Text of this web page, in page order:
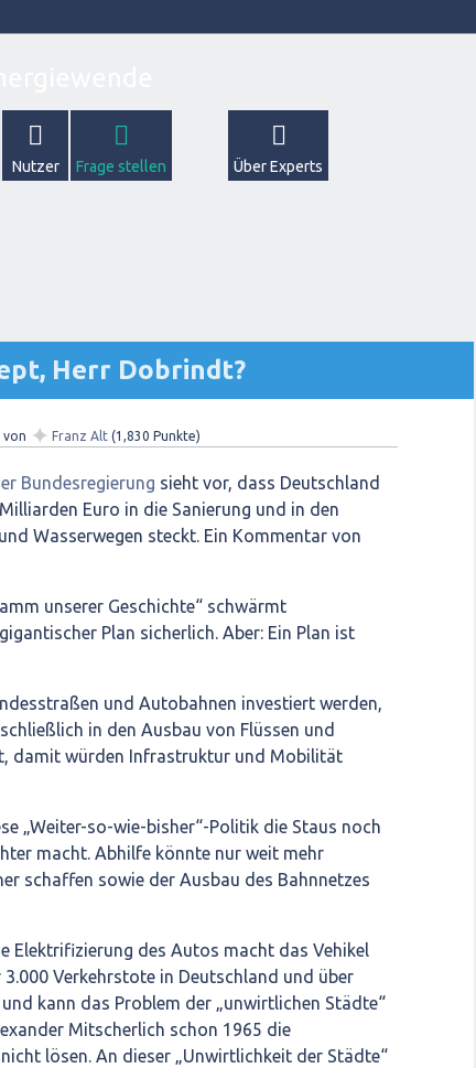
Nutzer Frage stellen Über Experts
Herr Dobrindt?
von ✦ Franz Alt (1,830 Punkte)
Bundesregierung sieht vor, dass Deutschland
Euro in die Sanierung und in den
Wasserwegen steckt. Ein Kommentar von
unserer Geschichte“ schwärmt
Plan sicherlich. Aber: Ein Plan ist
und Autobahnen investiert werden,
in den Ausbau von Flüssen und
damit würden Infrastruktur und Mobilität
„Weiter-so-wie-bisher“-Politik die Staus noch
macht. Abhilfe könnte nur weit mehr
schaffen sowie der Ausbau des Bahnnetzes
Elektrifizierung des Autos macht das Vehikel
Verkehrstote in Deutschland und über
kann das Problem der „unwirtlichen Städte“
Mitscherlich schon 1965 die
lösen. An dieser „Unwirtlichkeit der Städte“